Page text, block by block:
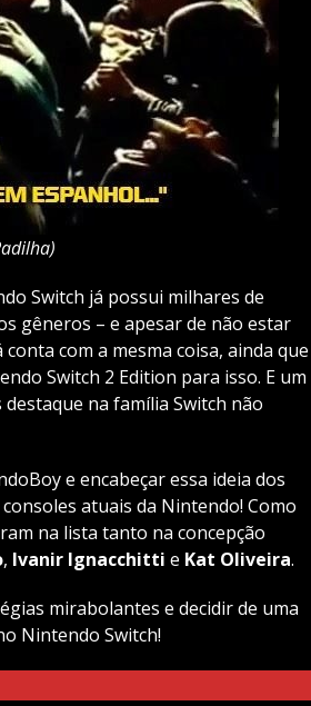
Switch já possui milhares de
gêneros – e apesar de não estar
com a mesma coisa, ainda que
Switch 2 Edition para isso. E um
na família Switch não
e encabeçar essa ideia dos
atuais da Nintendo! Como
na lista tanto na concepção
, Ivanir Ignacchitti e Kat Oliveira.
mirabolantes e decidir de uma
Nintendo Switch!